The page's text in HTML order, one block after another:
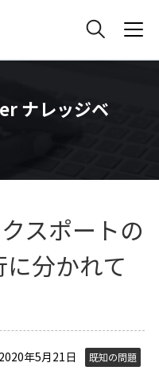
ナレッジベ
クスポートの
分かれて
年5月21日 既知の問題